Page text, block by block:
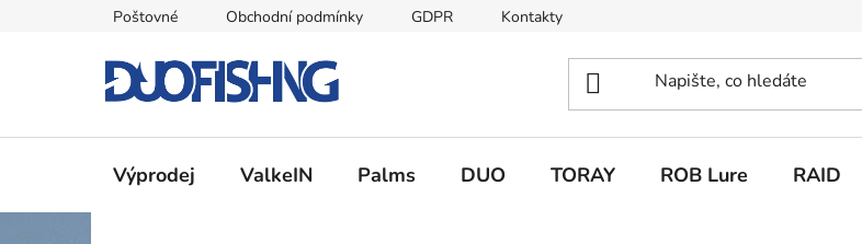
Poštovné Obchodní podmínky GDPR Kontakty
Výprodej ValkeIN Palms DUO TORAY ROB Lure RAID